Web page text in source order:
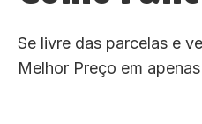
Se livre das parcelas e
Melhor Preço em